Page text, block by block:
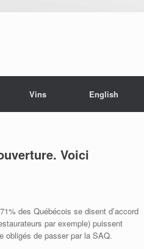
Vins English
Voici
des Québécois se disent d’accord
par exemple) puissent
obligés de passer par la SAQ.